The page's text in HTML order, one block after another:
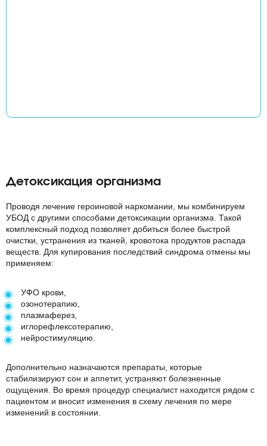
Детоксикация организма
Проводя лечение героиновой наркомании, мы комбинируем
УБОД с другими способами детоксикации организма. Такой
комплексный подход позволяет добиться более быстрой
очистки, устранения из тканей, кровотока продуктов распада
веществ. Для купирования последствий синдрома отмены мы
применяем:
УФО крови,
озонотерапию,
плазмаферез,
иглорефлексотерапию,
нейростимуляцию.
Дополнительно назначаются препараты, которые
стабилизируют сон и аппетит, устраняют болезненные
ощущения. Во время процедур специалист находится рядом с
пациентом и вносит изменения в схему лечения по мере
изменений в состоянии.